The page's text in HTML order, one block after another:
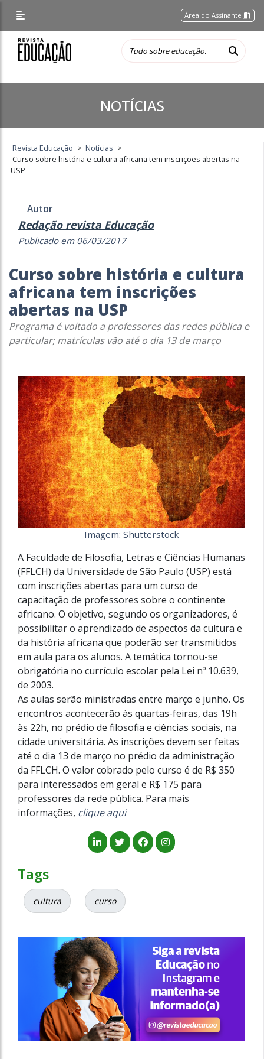
Área do Assinante
NOTÍCIAS
Revista Educação > Notícias >
Curso sobre história e cultura africana tem inscrições abertas na
USP
Autor
Redação revista Educação
Publicado em 06/03/2017
Curso sobre história e cultura
africana tem inscrições
abertas na USP
Programa é voltado a professores das redes pública e
particular; matrículas vão até o dia 13 de março
Imagem: Shutterstock
A Faculdade de Filosofia, Letras e Ciências Humanas
(FFLCH) da Universidade de São Paulo (USP) está
com inscrições abertas para um curso de
capacitação de professores sobre o continente
africano. O objetivo, segundo os organizadores, é
possibilitar o aprendizado de aspectos da cultura e
da história africana que poderão ser transmitidos
em aula para os alunos. A temática tornou-se
obrigatória no currículo escolar pela Lei nº 10.639,
de 2003.
As aulas serão ministradas entre março e junho. Os
encontros acontecerão às quartas-feiras, das 19h
às 22h, no prédio de filosofia e ciências sociais, na
cidade universitária. As inscrições devem ser feitas
até o dia 13 de março no prédio da administração
da FFLCH. O valor cobrado pelo curso é de R$ 350
para interessados em geral e R$ 175 para
professores da rede pública. Para mais
informações, clique aqui
Tags
cultura curso